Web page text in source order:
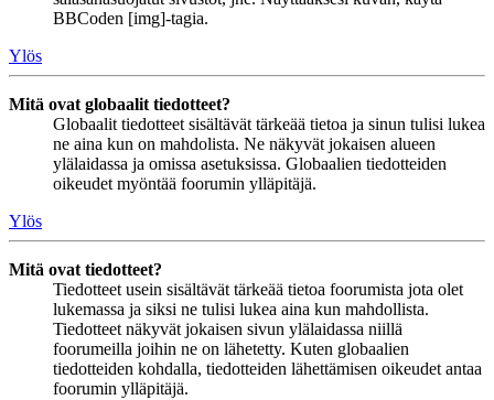
BBCoden [img]-tagia.
Ylös
Mitä ovat globaalit tiedotteet?
Globaalit tiedotteet sisältävät tärkeää tietoa ja sinun tulisi lukea
ne aina kun on mahdolista. Ne näkyvät jokaisen alueen
ylälaidassa ja omissa asetuksissa. Globaalien tiedotteiden
oikeudet myöntää foorumin ylläpitäjä.
Ylös
Mitä ovat tiedotteet?
Tiedotteet usein sisältävät tärkeää tietoa foorumista jota olet
lukemassa ja siksi ne tulisi lukea aina kun mahdollista.
Tiedotteet näkyvät jokaisen sivun ylälaidassa niillä
foorumeilla joihin ne on lähetetty. Kuten globaalien
tiedotteiden kohdalla, tiedotteiden lähettämisen oikeudet antaa
foorumin ylläpitäjä.